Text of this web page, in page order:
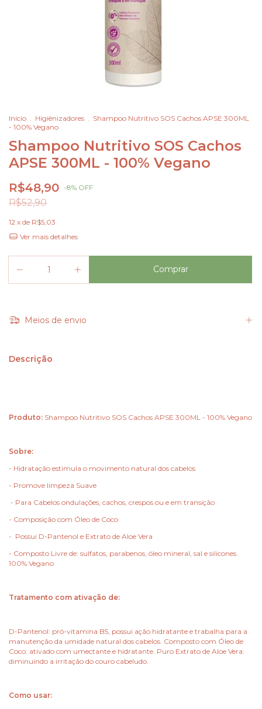
Início Higiênizadores
Shampoo Nutritivo SOS Cachos APSE 300ML
- 100% Vegano
Shampoo Nutritivo SOS Cachos
APSE 300ML - 100% Vegano
R$48,90 -8% OFF
R$52,90
12 x de R$5,03
Ver mais detalhes
Meios de envio
Descrição
Produto: Shampoo Nutritivo SOS Cachos APSE 300ML - 100% Vegano
Sobre:
- Hidratação estimula o movimento natural dos cabelos
- Promove limpeza Suave
- Para Cabelos ondulações, cachos, crespos ou e em transição
- Composição com Óleo de Coco
- Possui D-Pantenol e Extrato de Aloe Vera
- Composto Livre de: sulfatos, parabenos, óleo mineral, sal e silicones.
100% Vegano
Tratamento com ativação de:
D-Pantenol: pró-vitamina B5, possui ação hidratante e trabalha para a
manutenção da umidade natural dos cabelos. Composto com Óleo de
Coco: ativado com umectante e hidratante. Puro Extrato de Aloe Vera:
diminuindo a irritação do couro cabeludo.
Como usar: